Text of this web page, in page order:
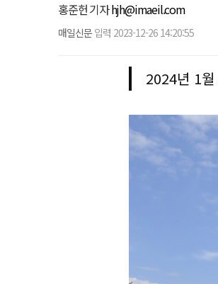
홍준헌 기자hjh@imaeil.com
매일신문 입력 2023-12-26 14:20:55
2024년 1